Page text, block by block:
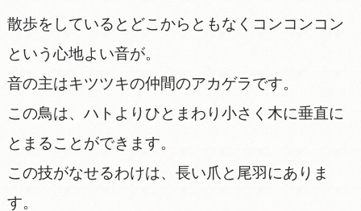
散歩をしているとどこからともなくコンコンコン
という心地よい音が。
音の主はキツツキの仲間のアカゲラです。
この鳥は、ハトよりひとまわり小さく木に垂直に
とまることができます。
この技がなせるわけは、長い爪と尾羽にありま
す。